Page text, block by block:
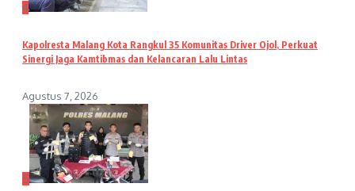
4
Kapolresta Malang Kota Rangkul 35 Komunitas Driver Ojol, Perkuat
Sinergi Jaga Kamtibmas dan Kelancaran Lalu Lintas
Agustus 7, 2026
5